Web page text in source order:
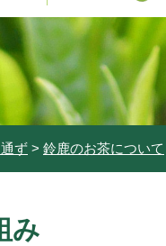
ず > 鈴鹿のお茶について
み